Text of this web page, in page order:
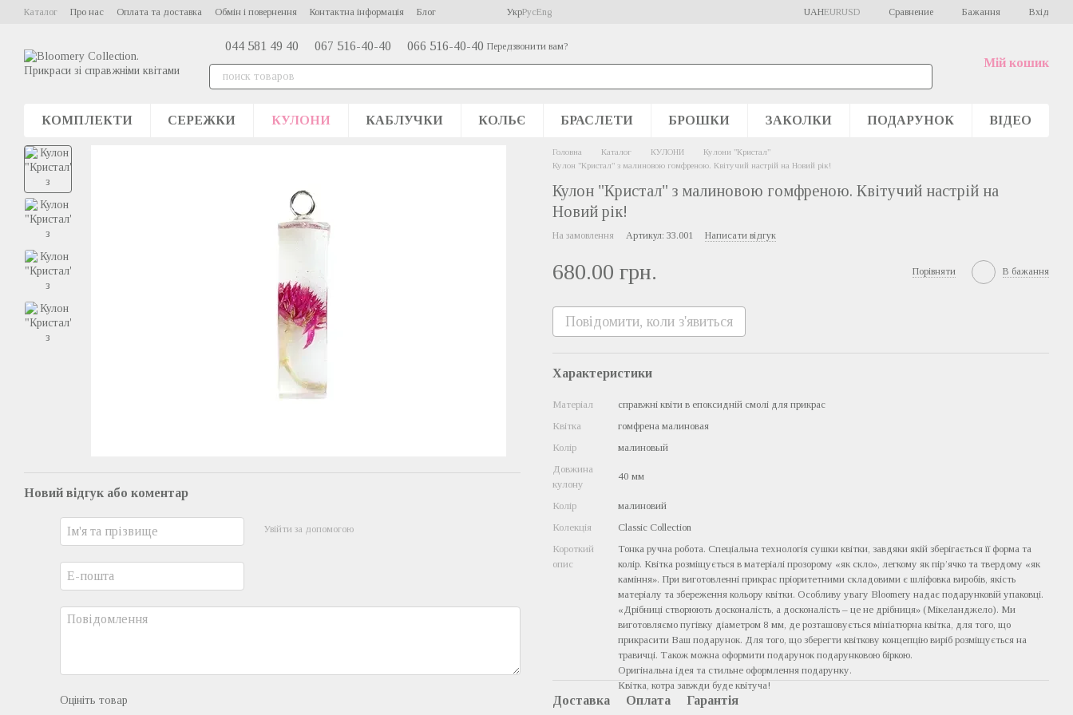
Перейти до основного контенту
Каталог Про нас Оплата та доставка Обмін і повернення Контактна інформація Блог УкрРусEng UAHEURUSD Сравнение Бажання Вхід
044 581 49 40 067 516-40-40 066 516-40-40 Передзвонити вам?
Мій кошик
КОМПЛЕКТИ СЕРЕЖКИ КУЛОНИ КАБЛУЧКИ КОЛЬЄ БРАСЛЕТИ БРОШКИ ЗАКОЛКИ ПОДАРУНОК ВІДЕО
Новий відгук або коментар
Увійти за допомогою
Оцініть товар
Головна Каталог КУЛОНИ
Кулони "Кристал"
Кулон "Кристал" з малиновою гомфреною. Квітучий настрій на Новий рік!
Кулон "Кристал" з малиновою гомфреною. Квітучий настрій на
Новий рік!
На замовлення Артикул: 33.001 Написати відгук
680.00 грн. Порівняти В бажання
Повідомити, коли з'явиться
Характеристики
Матеріал
справжні квіти в епоксидній смолі для прикрас
Квітка
гомфрена малиновая
Колір
малиновый
Довжина
кулону
40 мм
Колір
малиновий
Колекція
Classic Collection
Короткий
опис
Тонка ручна робота. Спеціальна технологія сушки квітки, завдяки якій зберігається її форма та
колір. Квітка розміщується в матеріалі прозорому «як скло», легкому як пір’ячко та твердому «як
каміння». При виготовленні прикрас пріоритетними складовими є шліфовка виробів, якість
матеріалу та збереження кольору квітки. Особливу увагу Bloomery надає подарунковій упаковці.
«Дрібниці створюють досконалість, а досконалість – це не дрібниця» (Мікеланджело). Ми
виготовляємо пугівку діаметром 8 мм, де розташовується мініатюрна квітка, для того, що
прикрасити Ваш подарунок. Для того, що зберегти квіткову концепцію виріб розміщується на
травичці. Також можна оформити подарунок подарунковою біркою.
Оригінальна ідея та стильне оформлення подарунку.
Квітка, котра завжди буде квітуча!
Доставка Оплата Гарантія